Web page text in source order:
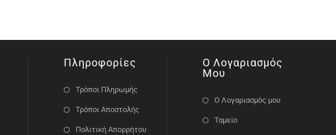
Πληροφορίες
Τρόποι Πληρωμής
Τρόποι Αποστολής
Πολιτική Απορρήτου
Ο Λογαριασμός
Μου
Ο Λογαριασμός μου
Ταμείο